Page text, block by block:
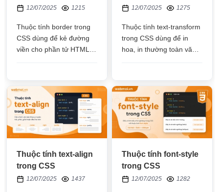
12/07/2025 1215
Thuộc tính border trong
CSS dùng để kẻ đường
viền cho phần tử HTML
12/07/2025 1275
Thuộc tính text-transform
trong CSS dùng để in
hoa, in thường toàn văn
Thuộc tính text-align
trong CSS
12/07/2025 1437
Thuộc tính font-style
trong CSS
12/07/2025 1282